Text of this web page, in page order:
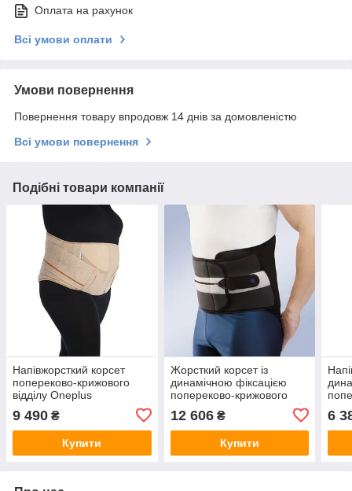
Оплата на рахунок
Всі умови оплати
Умови повернення
Повернення товару впродовж 14 днів за домовленістю
Всі умови повернення
Подібні товари компанії
Напівжорсткий корсет
попереково-крижового
відділу Oneplus
9 490 ₴
Купити
Жорсткий корсет із
динамічною фіксацією
попереково-крижового
відділу Star Brace Dynamic
Fix
12 606₴
Купити
6